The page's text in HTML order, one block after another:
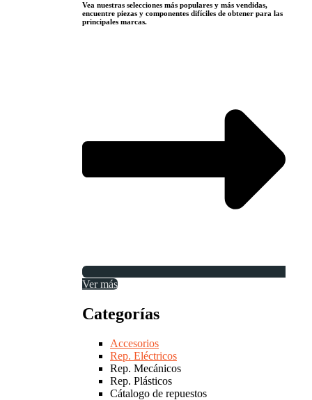
Vea nuestras selecciones más populares y más vendidas,
encuentre piezas y componentes difíciles de obtener para las
principales marcas.
Ver más
Categorías
Accesorios
Rep. Eléctricos
Rep. Mecánicos
Rep. Plásticos
Cátalogo de repuestos